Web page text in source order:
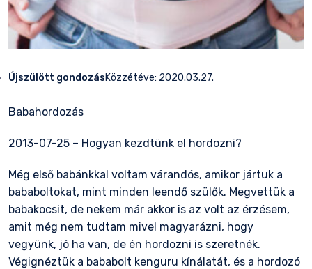
Újszülött gondozásKözzétéve: 2020.03.27.
Babahordozás
2013-07-25 – Hogyan kezdtünk el hordozni?
Még első babánkkal voltam várandós, amikor jártuk a
bababoltokat, mint minden leendő szülők. Megvettük a
babakocsit, de nekem már akkor is az volt az érzésem,
amit még nem tudtam mivel magyarázni, hogy
vegyünk, jó ha van, de én hordozni is szeretnék.
Végignéztük a bababolt kenguru kínálatát, és a hordozó